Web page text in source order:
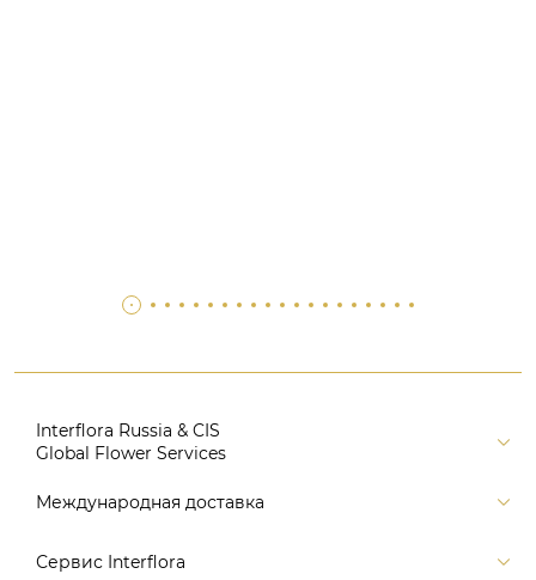
Interflora Russia & CIS
Global Flower Services
Версия для печати
Поиск
Международная доставка
Россия
Сервис Interflora